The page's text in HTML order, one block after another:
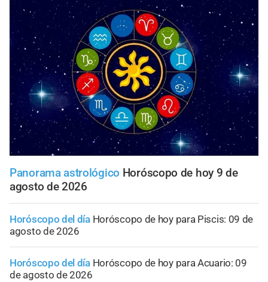
Panorama astrológico Horóscopo de hoy 9 de
agosto de 2026
Horóscopo del día Horóscopo de hoy para Piscis: 09 de
agosto de 2026
Horóscopo del día Horóscopo de hoy para Acuario: 09
de agosto de 2026